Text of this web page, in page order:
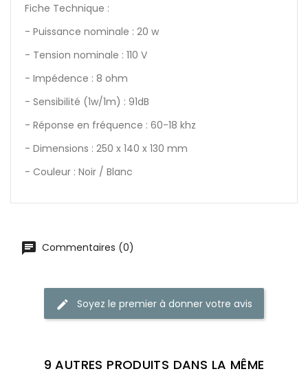
Fiche Technique :
- Puissance nominale : 20 w
- Tension nominale : 110 V
- Impédence : 8 ohm
- Sensibilité (1w/1m) : 91dB
- Réponse en fréquence : 60-18 khz
- Dimensions : 250 x 140 x 130 mm
- Couleur : Noir / Blanc
Commentaires (0)
Soyez le premier à donner votre avis
9 AUTRES PRODUITS DANS LA MÊME